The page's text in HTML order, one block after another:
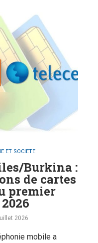
ET SOCIETE
Burkina :
de cartes
premier
2026
mobile a